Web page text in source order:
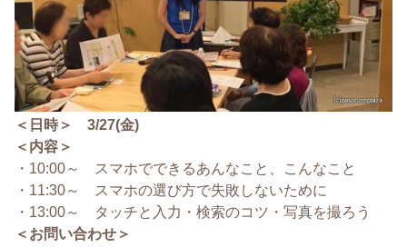
＜日時＞ 3/27(金)
＜内容＞
・10:00～ スマホでできるあんなこと、こんなこと
・11:30～ スマホの選び方で失敗しないために
・13:00～ タッチと入力・検索のコツ・写真を撮ろう
＜お問い合わせ＞